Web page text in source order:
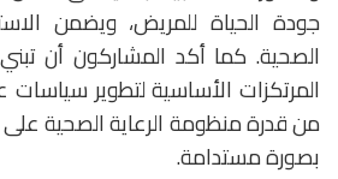
جودة الحياة للمريض، ويضمن
الصحية. كما أكد المشاركون أن
المرتكزات الأساسية لتطوير سياسات
من قدرة منظومة الرعاية الصحية على
بصورة مستدامة.